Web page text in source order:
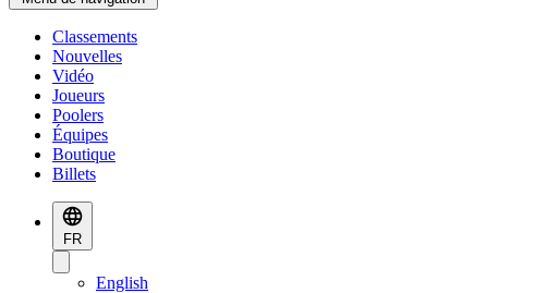
Classements
Nouvelles
Vidéo
Joueurs
Poolers
Équipes
Boutique
Billets
FR
English